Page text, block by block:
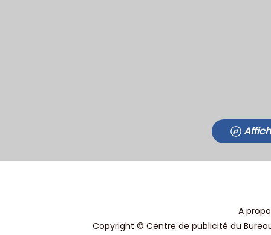
A
Copyright © Centre de publicité du